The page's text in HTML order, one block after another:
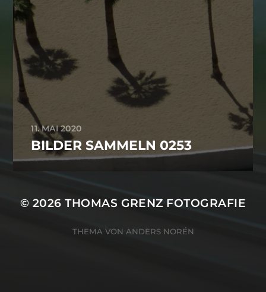
11. MAI 2020
BILDER SAMMELN 0253
© 2026THOMAS GRENZ FOTOGRAFIE
THEMA VON ANDERS NORÉN